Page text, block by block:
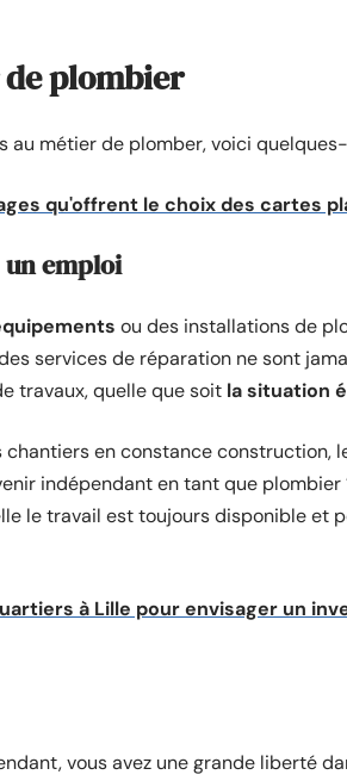
de plombier
au métier de plomber, voici
qu'offrent le choix des cartes
un emploi
ou des installations de
services de réparation ne sont
travaux, quelle que soit la situation
en constance construction,
indépendant en tant que plombier
le travail est toujours disponible et
à Lille pour envisager un
vous avez une grande liberté